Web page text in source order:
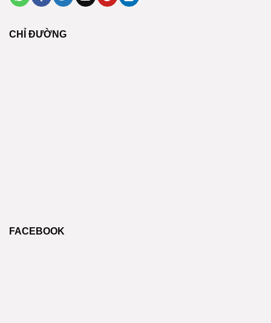
CHỈ ĐƯỜNG
FACEBOOK